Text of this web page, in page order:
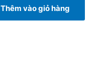
Thêm vào giỏ hàng